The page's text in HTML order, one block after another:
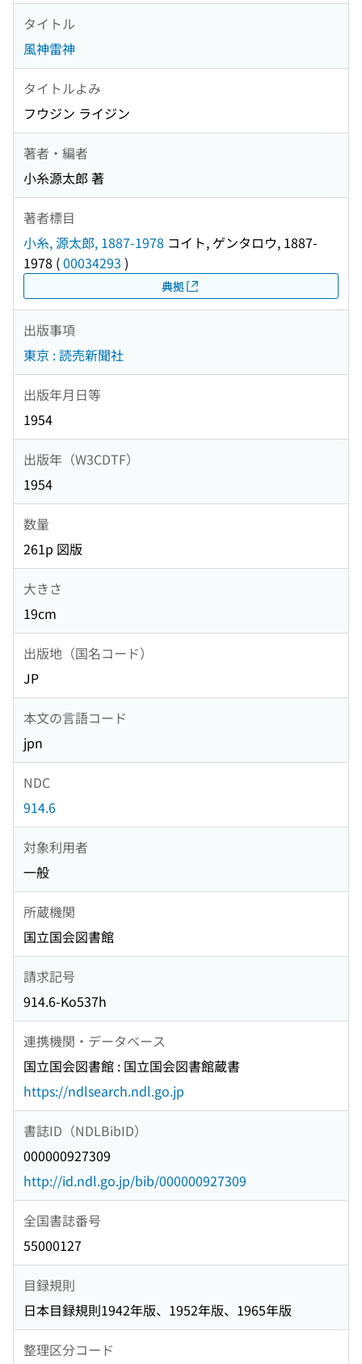
タイトル
風神雷神
タイトルよみ
フウジン ライジン
著者・編者
小糸源太郎 著
著者標目
小糸, 源太郎, 1887-1978 コイト, ゲンタロウ, 1887-
1978 (00034293 )
典拠
出版事項
東京 : 読売新聞社
出版年月日等
1954
出版年（W3CDTF）
1954
数量
261p 図版
大きさ
19cm
出版地（国名コード）
JP
本文の言語コード
jpn
NDC
914.6
対象利用者
一般
所蔵機関
国立国会図書館
請求記号
914.6-Ko537h
連携機関・データベース
国立国会図書館 : 国立国会図書館蔵書
https://ndlsearch.ndl.go.jp
書誌ID（NDLBibID）
000000927309
http://id.ndl.go.jp/bib/000000927309
全国書誌番号
55000127
目録規則
日本目録規則1942年版、1952年版、1965年版
整理区分コード